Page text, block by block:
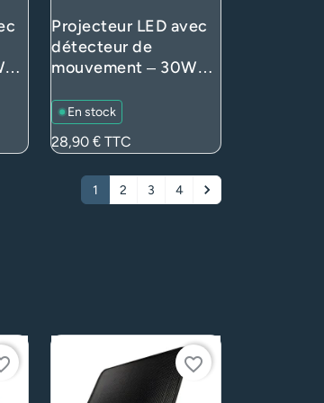
Projecteur LED avec
détecteur de
mouvement – 30W
– Orientable,
connecteur rapide –
IP65 Noir (extérieur)
En stock
Prix
28,90 € TTC
1 2 3 4
Suivant
favorite_border